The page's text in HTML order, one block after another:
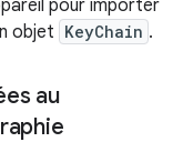
pour importer
objet KeyChain .
au